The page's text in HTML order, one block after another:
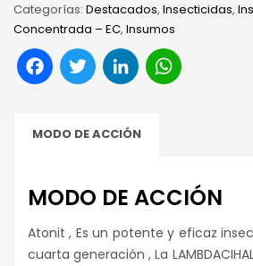
Categorías: Destacados, Insecticidas,
Concentrada – EC, Insumos
Facebook
TwitterLinkedIn
MODO DE ACCIÓN
MODO DE ACCIÓN
Atonit , Es un potente y eficaz
cuarta generación , La